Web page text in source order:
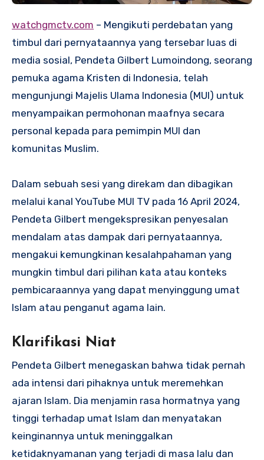
watchgmctv.com – Mengikuti perdebatan yang
timbul dari pernyataannya yang tersebar luas di
media sosial, Pendeta Gilbert Lumoindong, seorang
pemuka agama Kristen di Indonesia, telah
mengunjungi Majelis Ulama Indonesia (MUI) untuk
menyampaikan permohonan maafnya secara
personal kepada para pemimpin MUI dan
komunitas Muslim.
Dalam sebuah sesi yang direkam dan dibagikan
melalui kanal YouTube MUI TV pada 16 April 2024,
Pendeta Gilbert mengekspresikan penyesalan
mendalam atas dampak dari pernyataannya,
mengakui kemungkinan kesalahpahaman yang
mungkin timbul dari pilihan kata atau konteks
pembicaraannya yang dapat menyinggung umat
Islam atau penganut agama lain.
Klarifikasi Niat
Pendeta Gilbert menegaskan bahwa tidak pernah
ada intensi dari pihaknya untuk meremehkan
ajaran Islam. Dia menjamin rasa hormatnya yang
tinggi terhadap umat Islam dan menyatakan
keinginannya untuk meninggalkan
ketidaknyamanan yang terjadi di masa lalu dan